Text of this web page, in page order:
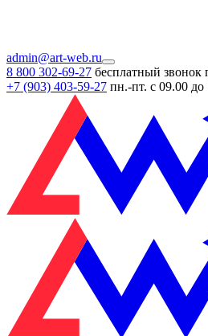
admin@art-web.ru
8 800 302-69-27 бесплатный звонок
+7 (903) 403-59-27 пн.-пт. с 09.00 до